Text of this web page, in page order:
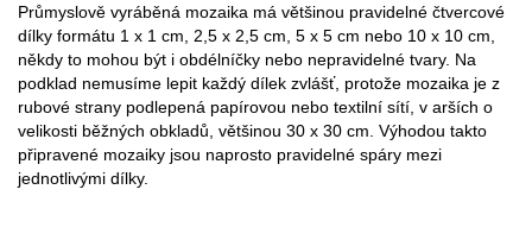
Průmyslově vyráběná mozaika má většinou pravidelné čtvercové
dílky formátu 1 x 1 cm, 2,5 x 2,5 cm, 5 x 5 cm nebo 10 x 10 cm,
někdy to mohou být i obdélníčky nebo nepravidelné tvary. Na
podklad nemusíme lepit každý dílek zvlášť, protože mozaika je z
rubové strany podlepená papírovou nebo textilní sítí, v arších o
velikosti běžných obkladů, většinou 30 x 30 cm. Výhodou takto
připravené mozaiky jsou naprosto pravidelné spáry mezi
jednotlivými dílky.